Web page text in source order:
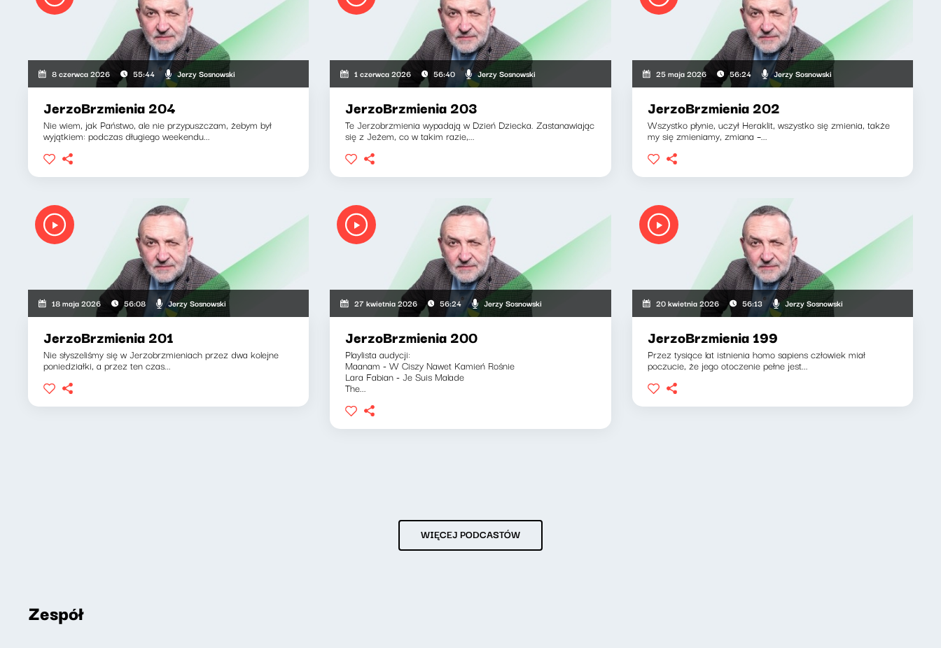
8 czerwca 2026 55:44 Jerzy Sosnowski
JerzoBrzmienia 204
Nie wiem, jak Państwo, ale nie przypuszczam, żebym był
wyjątkiem: podczas długiego weekendu...
1 czerwca 2026 56:40 Jerzy Sosnowski
JerzoBrzmienia 203
Te Jerzobrzmienia wypadają w Dzień Dziecka. Zastanawiając
się z Jeżem, co w takim razie,...
25 maja 2026 56:24 Jerzy Sosnowski
JerzoBrzmienia 202
Wszystko płynie, uczył Heraklit, wszystko się zmienia, także
my się zmieniamy, zmiana –...
18 maja 2026 56:08 Jerzy Sosnowski
JerzoBrzmienia 201
Nie słyszeliśmy się w Jerzobrzmieniach przez dwa kolejne
poniedziałki, a przez ten czas...
27 kwietnia 2026 56:24 Jerzy Sosnowski
JerzoBrzmienia 200
Playlista audycji:
Maanam - W Ciszy Nawet Kamień Rośnie
Lara Fabian - Je Suis Malade
The...
20 kwietnia 2026 56:13 Jerzy Sosnowski
JerzoBrzmienia 199
Przez tysiące lat istnienia homo sapiens człowiek miał
poczucie, że jego otoczenie pełne jest...
WIĘCEJ PODCASTÓW
Zespół